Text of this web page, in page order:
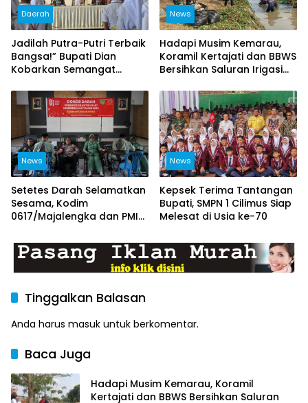
Daerah
Jadilah Putra-Putri Terbaik
Bangsa!” Bupati Dian
Kobarkan Semangat
Menuju Pengibar Merah
Putih 2026
News
Hadapi Musim Kemarau,
Koramil Kertajati dan BBWS
Bersihkan Saluran Irigasi
News
Setetes Darah Selamatkan
Sesama, Kodim
0617/Majalengka dan PMI
Darah pada HUT RI ke-81
News
Kepsek Terima Tantangan
Bupati, SMPN 1 Cilimus Siap
Melesat di Usia ke-70
Tinggalkan Balasan
Anda harus masuk untuk berkomentar.
Baca Juga
Hadapi Musim Kemarau, Koramil
Kertajati dan BBWS Bersihkan Saluran